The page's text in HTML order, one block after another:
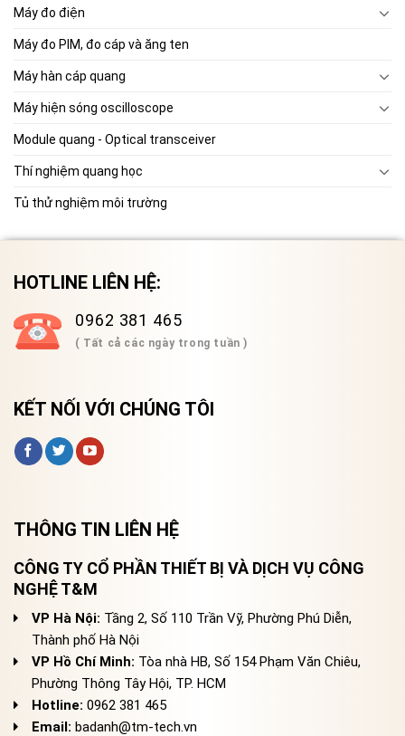
Máy đo điện
Máy đo PIM, đo cáp và ăng ten
Máy hàn cáp quang
Máy hiện sóng oscilloscope
Module quang - Optical transceiver
Thí nghiệm quang học
Tủ thử nghiệm môi trường
HOTLINE LIÊN HỆ:
0962 381 465
( Tất cả các ngày trong tuần )
KẾT NỐI VỚI CHÚNG TÔI
THÔNG TIN LIÊN HỆ
CÔNG TY CỔ PHẦN THIẾT BỊ VÀ DỊCH VỤ CÔNG
NGHỆ T&M
VP Hà Nội: Tầng 2, Số 110 Trần Vỹ, Phường Phú Diễn,
Thành phố Hà Nội
VP Hồ Chí Minh: Tòa nhà HB, Số 154 Phạm Văn Chiêu,
Phường Thông Tây Hội, TP. HCM
Hotline: 0962 381 465
Email: badanh@tm-tech.vn